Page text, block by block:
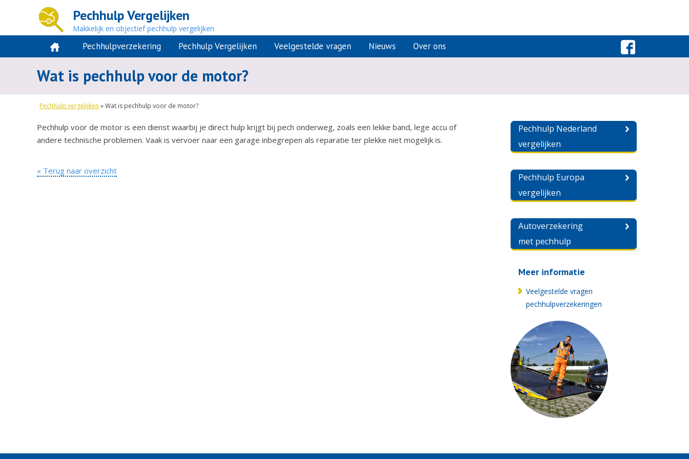
Pechhulp Vergelijken
Makkelijk en objectief pechhulp vergelijken
Pechhulpverzekering Pechhulp Vergelijken Veelgestelde vragen Nieuws Over ons
Wat is pechhulp voor de motor?
Pechhulp vergelijken »Wat is pechhulp voor de motor?
Pechhulp voor de motor is een dienst waarbij je direct hulp krijgt bij pech onderweg, zoals een lekke band, lege accu of
andere technische problemen. Vaak is vervoer naar een garage inbegrepen als reparatie ter plekke niet mogelijk is.
« Terug naar overzicht
Pechhulp Nederland
vergelijken
Pechhulp Europa
vergelijken
Autoverzekering
met pechhulp
Meer informatie
Veelgestelde vragen
pechhulpverzekeringen